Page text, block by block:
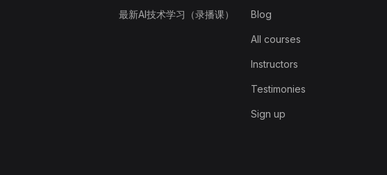
最新AI技术学习（录播课） Blog
All courses
Instructors
Testimonies
Sign up